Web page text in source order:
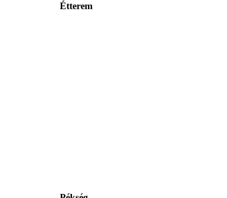
Étterem